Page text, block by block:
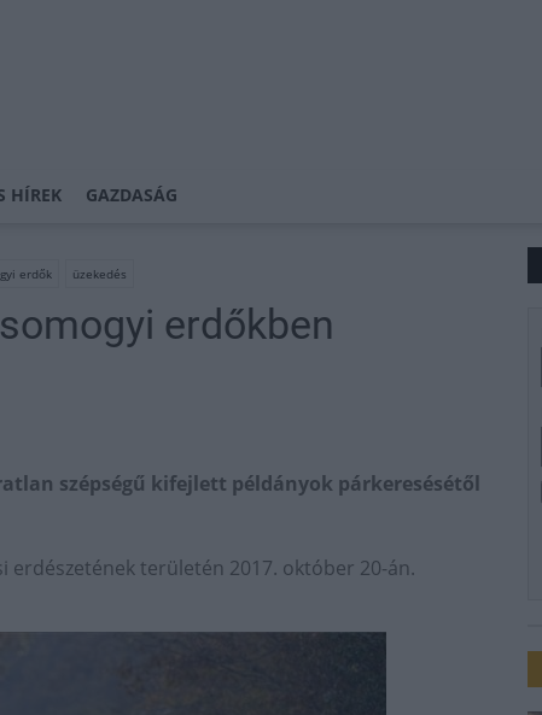
HÍREK GAZDASÁG
erdők üzekedés
erdőkben
szépségű kifejlett példányok párkeresésétől
erdészetének területén 2017. október 20-án.